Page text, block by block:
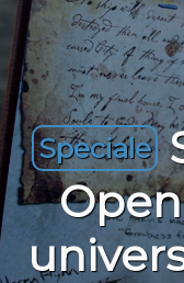
Speciale